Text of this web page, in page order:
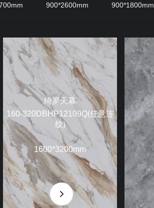
900*2600mm
900*1800mm
绮罗天幕
160-320DBHP12109Q(任意连
纹)
1600*3200mm